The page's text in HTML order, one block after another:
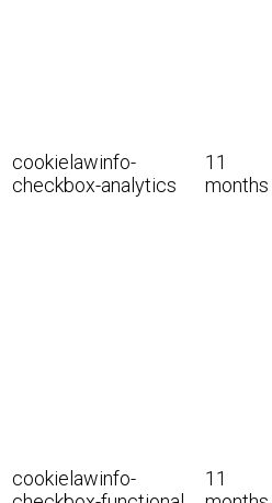
cookielawinfo-
checkbox-analytics
11
months
cookielawinfo-
11